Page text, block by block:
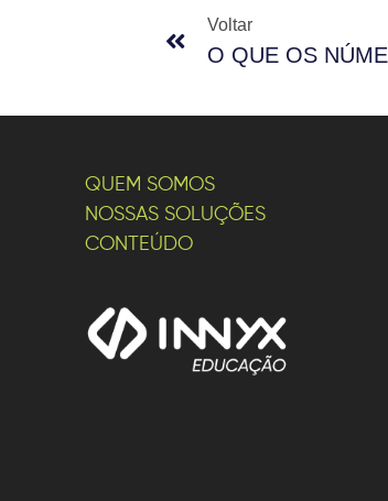
Voltar
QUEM SOMOS
NOSSAS SOLUÇÕES
CONTEÚDO